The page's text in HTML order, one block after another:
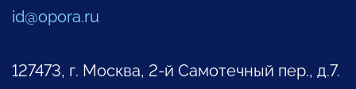
id@opora.ru
127473, г. Москва, 2-й Самотечный пер., д.7.